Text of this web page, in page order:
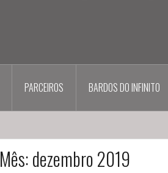
PARCEIROS BARDOS DO INFINITO
Mês:dezembro 2019